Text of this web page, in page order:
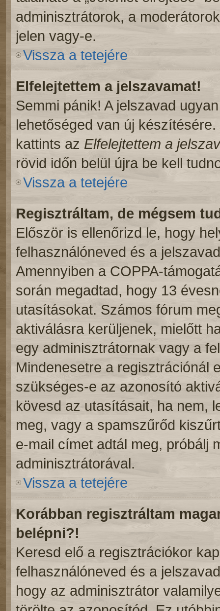
adminisztrátorok, a
jelen vagy-e.
Vissza a tetejére
Elfelejtettem a jelszavamat!
Semmi pánik! A jelszavad
lehetőséged van új
kattints az Elfelejtettem a
rövid időn belül újra be kell
Vissza a tetejére
Regisztráltam, de mégsem
Először is ellenőrizd le, hogy
felhasználóneved és a
Amennyiben a COPPA-
során megadtad, hogy 13
utasításokat. Számos fórum
aktiválásra kerüljenek, mielőtt
egy adminisztrátornak vagy a
Mindenesetre a regisztrációnál
szükséges-e az azonosító
kövesd az utasításait, ha nem,
meg, vagy a spamszűrőd
e-mail címet adtál meg, próbálj
adminisztrátorával.
Vissza a tetejére
Korábban regisztráltam
belépni?!
Keresd elő a regisztrációkor
felhasználóneved és a
hogy az adminisztrátor